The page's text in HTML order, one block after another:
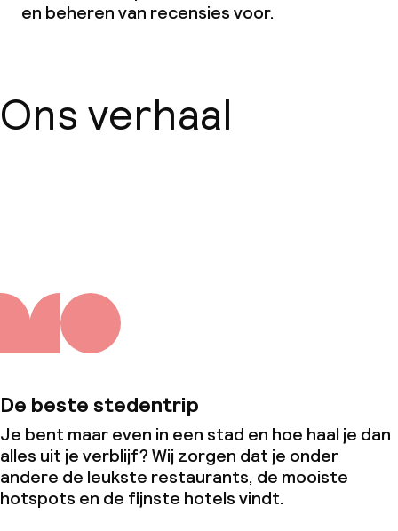
en beheren van recensies voor.
Ons verhaal
De beste stedentrip
Je bent maar even in een stad en hoe haal je dan
alles uit je verblijf? Wij zorgen dat je onder
andere de leukste restaurants, de mooiste
hotspots en de fijnste hotels vindt.